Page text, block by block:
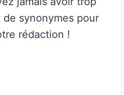
synonymes pour
rédaction !